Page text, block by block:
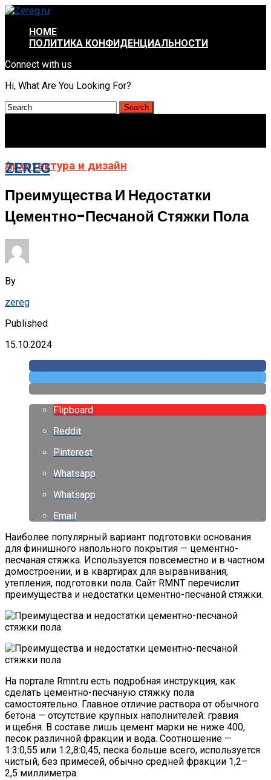
HOME
ПОЛИТИКА КОНФИДЕНЦИАЛЬНОСТИ
Connect with us
Hi, What Are You Looking For?
ZEREG
Архитектура и дизайн
Преимущества И Недостатки
Цементно-Песчаной Стяжки Пола
By
zereg
Published
15.10.2024
Flipboard
Reddit
Pinterest
Whatsapp
Whatsapp
Email
Наиболее популярный вариант подготовки основания
для финишного напольного покрытия — цементно-
песчаная стяжка. Используется повсеместно и в частном
домостроении, и в квартирах для выравнивания,
утепления, подготовки пола. Сайт RMNT перечислит
преимущества и недостатки цементно-песчаной стяжки.
На портале Rmnt.ru есть подробная инструкция, как
сделать цементно-песчаную стяжку пола
самостоятельно. Главное отличие раствора от обычного
бетона — отсутствие крупных наполнителей: гравия
и щебня. В составе лишь цемент марки не ниже 400,
песок различной фракции и вода. Соотношение —
1:3:0,55 или 1:2,8:0,45, песка больше всего, используется
чистый, без примесей, обычно средней фракции 1,2–
2,5 миллиметра.